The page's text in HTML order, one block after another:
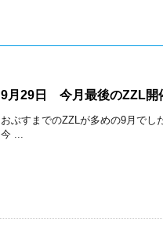
9月29日 今月最後のZZL開
おぶすまでのZZLが多めの9月でし
今 ...